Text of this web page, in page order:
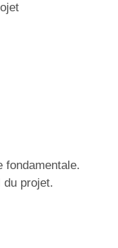
fondamentale.
projet.